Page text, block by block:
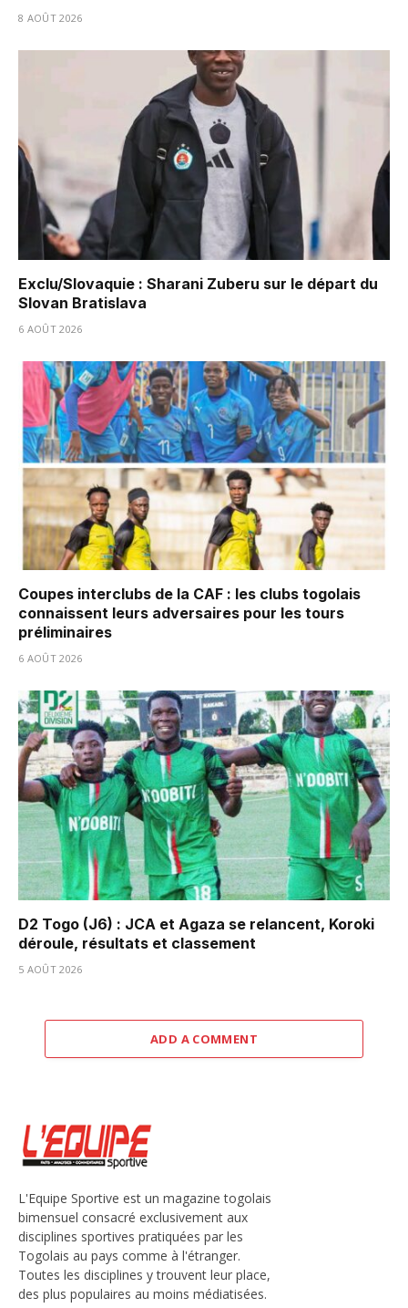
8 AOÛT 2026
Exclu/Slovaquie : Sharani Zuberu sur le départ du
Slovan Bratislava
6 AOÛT 2026
Coupes interclubs de la CAF : les clubs togolais
connaissent leurs adversaires pour les tours
préliminaires
6 AOÛT 2026
D2 Togo (J6) : JCA et Agaza se relancent, Koroki
déroule, résultats et classement
5 AOÛT 2026
ADD A COMMENT
L'Equipe Sportive est un magazine togolais
bimensuel consacré exclusivement aux
disciplines sportives pratiquées par les
Togolais au pays comme à l'étranger.
Toutes les disciplines y trouvent leur place,
des plus populaires au moins médiatisées.